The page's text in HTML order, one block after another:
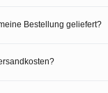
Bestellung geliefert?